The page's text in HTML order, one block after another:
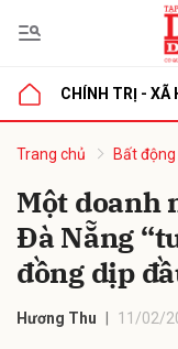
CHÍNH TRỊ - XÃ
Trang chủ Bất
Một doanh
Đà Nẵng
đồng dịp
Hương Thu 11/02/
luận